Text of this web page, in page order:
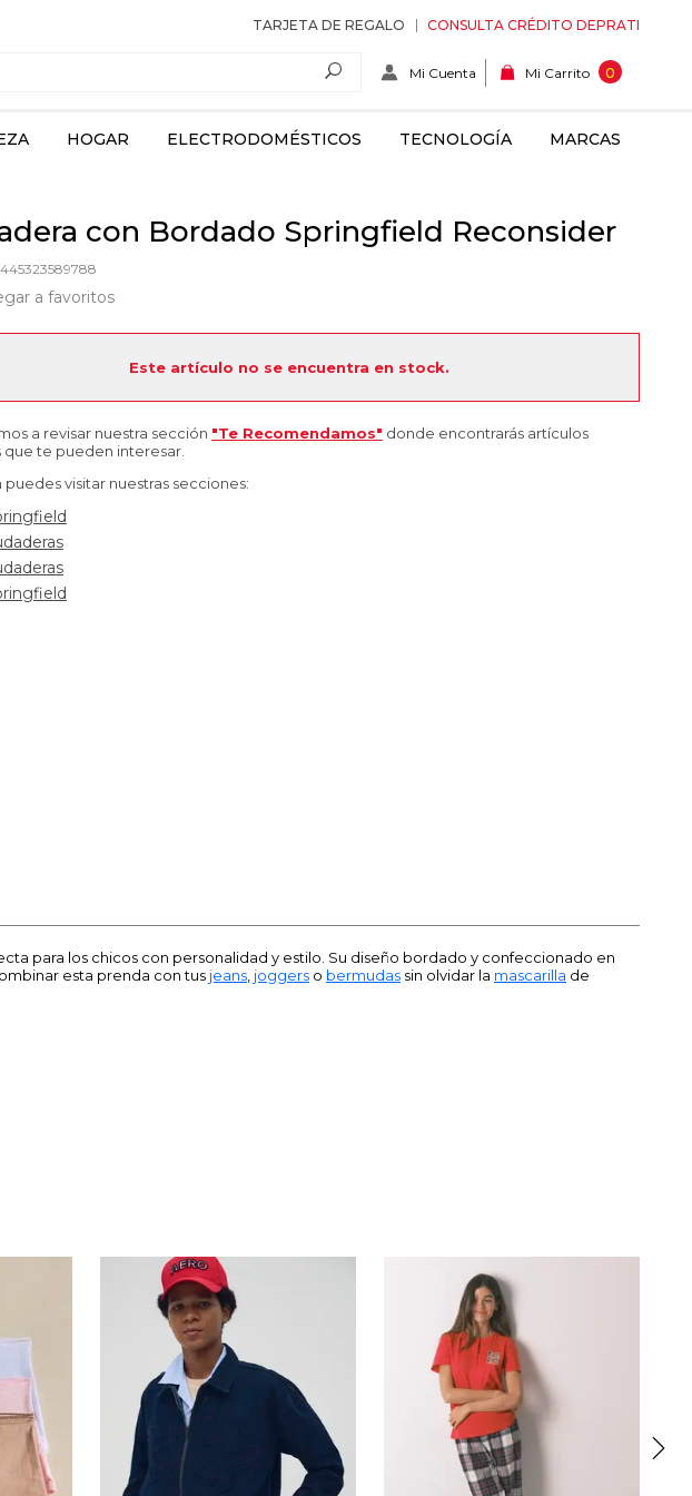
TARJETA DE REGALO CONSULTA CRÉDITO DEPRATI
Mi Cuenta Mi Carrito 0
HOGAR ELECTRODOMÉSTICOS TECNOLOGÍA MARCAS
con Bordado Springfield Reconsider
a favoritos
Este artículo no se encuentra en stock.
a revisar nuestra sección "Te Recomendamos" donde encontrarás artículos
que te pueden interesar.
puedes visitar nuestras secciones:
para los chicos con personalidad y estilo. Su diseño bordado y confeccionado en
esta prenda con tus jeans joggers o bermudas sin olvidar la mascarilla de